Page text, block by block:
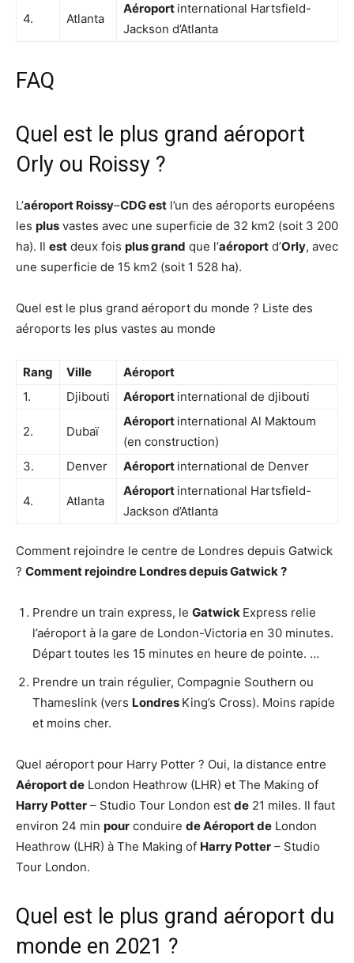
4. Atlanta
Aéroport international Hartsfield-
Jackson d’Atlanta
FAQ
Quel est le plus grand aéroport
Orly ou Roissy ?
L’aéroport Roissy–CDG est l’un des aéroports européens
les plus vastes avec une superficie de 32 km2 (soit 3 200
ha). Il est deux fois plus grand que l’aéroport d’Orly, avec
une superficie de 15 km2 (soit 1 528 ha).
Quel est le plus grand aéroport du monde ? Liste des
aéroports les plus vastes au monde
Rang Ville
Aéroport
1.
Djibouti Aéroport international de djibouti
2. Dubaï
Aéroport international Al Maktoum
(en construction)
3.
Denver Aéroport international de Denver
4. Atlanta
Aéroport international Hartsfield-
Jackson d’Atlanta
Comment rejoindre le centre de Londres depuis Gatwick
? Comment rejoindre Londres depuis Gatwick?
Prendre un train express, le Gatwick Express relie
l’aéroport à la gare de London-Victoria en 30 minutes.
Départ toutes les 15 minutes en heure de pointe. …
Prendre un train régulier, Compagnie Southern ou
Thameslink (vers Londres King’s Cross). Moins rapide
et moins cher.
Quel aéroport pour Harry Potter ? Oui, la distance entre
Aéroport de London Heathrow (LHR) et The Making of
Harry Potter – Studio Tour London est de 21 miles. Il faut
environ 24 min pour conduire de Aéroport de London
Heathrow (LHR) à The Making of Harry Potter – Studio
Tour London.
Quel est le plus grand aéroport du
monde en 2021 ?